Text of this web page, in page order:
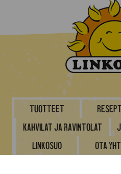
Tuotteet
Kahvilat ja ravintolat
Linkosuo
Ota